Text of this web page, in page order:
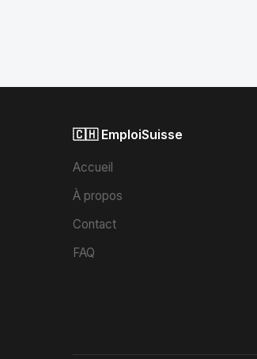
🇨🇭 EmploiSuisse
Accueil
À propos
Contact
FAQ